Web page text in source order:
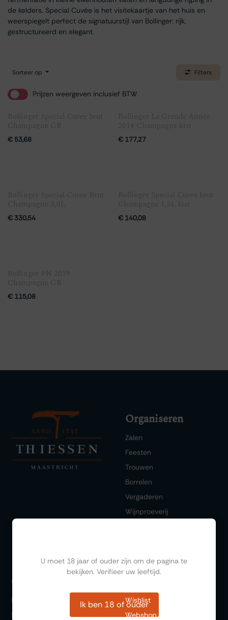
de kelders. Special Cuvée is het visitekaartje van het huis en
weerspiegelt perfect de signatuurstijl van Bollinger: rijk,
gestructureerd en elegant.
Sorteer op Filters
Prijzen weergeven inclusief BTW
€ 53,68 € 177,27
€ 330,54 € 140,08
€ 115,08
Organiseren
Zalen
Feesten
Trouwen
Borrelen
Vergaderen
Wijnproeverij
Ontdekken
FAQ
Historie
Wishlist
Webshop
U moet 18 jaar of ouder zijn om de pagina te
bekijken. Verifieer uw leeftijd.
Ik ben 18 of ouder